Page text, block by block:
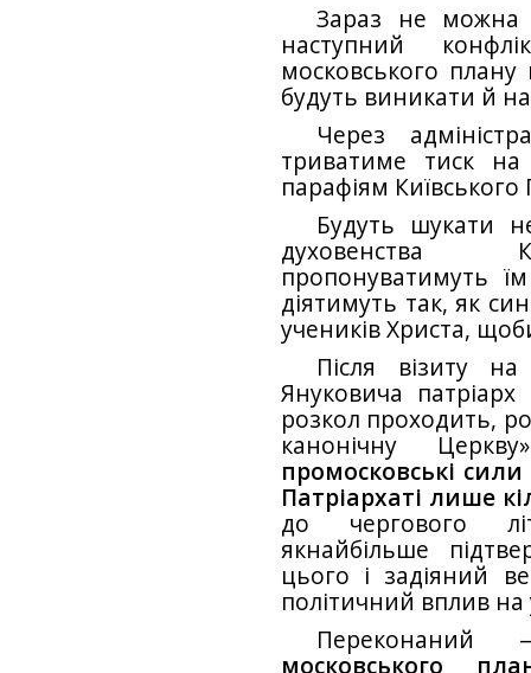
Зараз не можна
наступний
московського
будуть виникати й
Через
триватиме тиск на
парафіям Київського
Будуть шукати
духовенства
пропонуватимуть
діятимуть так, як
учеників Христа,
Після візиту
Януковича
розкол проходить,
канонічну
промосковські
Патріархаті лише
до чергового
якнайбільше
цього і задіяний
політичний вплив на
московського